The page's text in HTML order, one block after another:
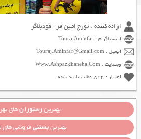
ارائه کننده : تورج امین فر | فودبلاگر
اینستاگرام : TourajAminfar
ایمیل : Touraj.Aminfar@Gmail.com
وبسایت : Www.Ashpazkhaneha.Com
اعتبار : 844 مطلب تایید شده
بهترینرستورانهای
بهترینبستنی فروشی های